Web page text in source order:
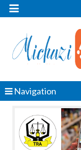

Navigation